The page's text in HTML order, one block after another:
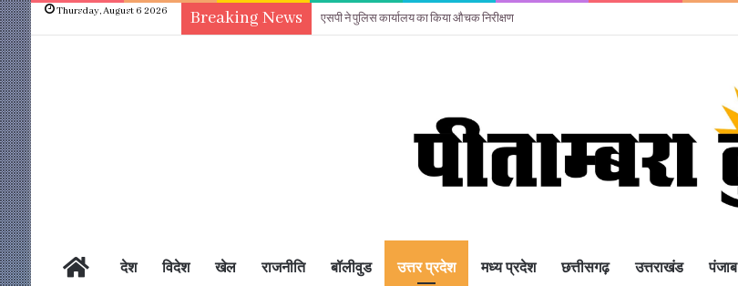
Thursday, August 6 2026 Breaking News एसपी ने पुलिस कार्यालय का किया औचक निरीक्षण
होम देश विदेश खेल राजनीति बॉलीवुड उत्तर प्रदेश मध्य प्रदेश छत्तीसगढ़ उत्तराखंड पंजाब